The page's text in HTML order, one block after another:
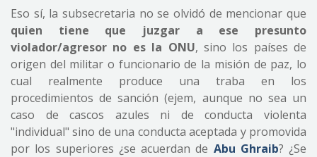
Eso sí, la subsecretaria no se olvidó de mencionar que
quien tiene que juzgar a ese presunto
violador/agresor no es la ONU, sino los países de
origen del militar o funcionario de la misión de paz, lo
cual realmente produce una traba en los
procedimientos de sanción (ejem, aunque no sea un
caso de cascos azules ni de conducta violenta
"individual" sino de una conducta aceptada y promovida
por los superiores ¿se acuerdan de Abu Ghraib? ¿Se